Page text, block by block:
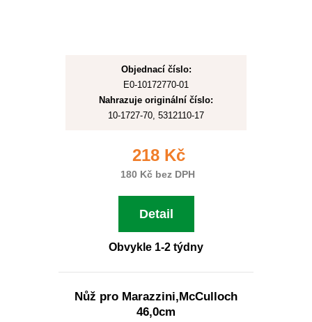
Objednací číslo:
E0-10172770-01
Nahrazuje originální číslo:
10-1727-70, 5312110-17
218 Kč
180 Kč bez DPH
Detail
Obvykle 1-2 týdny
Nůž pro Marazzini,McCulloch
46,0cm